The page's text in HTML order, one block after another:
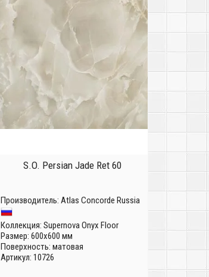
S.O. Persian Jade Ret 60
Производитель: Atlas Concorde Russia
Коллекция: Supernova Onyx Floor
Размер: 600x600 мм
Поверхность: матовая
Артикул: 10726